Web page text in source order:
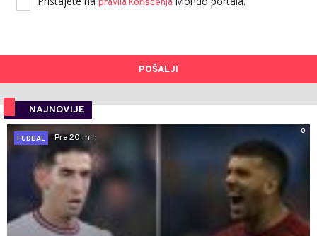
pravila korišćenja
POŠALJI
NAJNOVIJE
0
FUDBAL
Pre 20 min